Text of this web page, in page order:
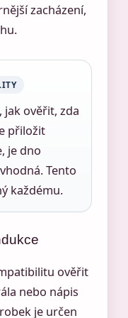
zacházení,
jak ověřit, zda
přiložit
je dno
Tento
každému.
ověřit
nebo nápis
je určen